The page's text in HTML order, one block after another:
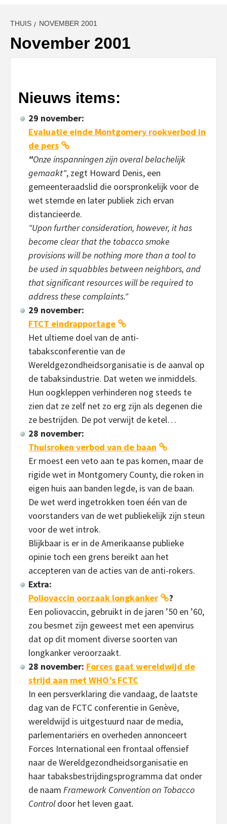
THUIS NOVEMBER 2001
November 2001
Nieuws items:
29 november:
Evaluatie einde Montgomery rookverbod in
de pers
"Onze inspanningen zijn overal belachelijk
gemaakt", zegt Howard Denis, een
gemeenteraadslid die oorspronkelijk voor de
wet stemde en later publiek zich ervan
distancieerde.
"Upon further consideration, however, it has
become clear that the tobacco smoke
provisions will be nothing more than a tool to
be used in squabbles between neighbors, and
that significant resources will be required to
address these complaints."
29 november:
FTCT eindrapportage
Het ultieme doel van de anti-
tabaksconferentie van de
Wereldgezondheidsorganisatie is de aanval op
de tabaksindustrie. Dat weten we inmiddels.
Hun oogkleppen verhinderen nog steeds te
zien dat ze zelf net zo erg zijn als degenen die
ze bestrijden. De pot verwijt de ketel…
28 november:
Thuisroken verbod van de baan
Er moest een veto aan te pas komen, maar de
rigide wet in Montgomery County, die roken in
eigen huis aan banden legde, is van de baan.
De wet werd ingetrokken toen één van de
voorstanders van de wet publiekelijk zijn steun
voor de wet introk.
Blijkbaar is er in de Amerikaanse publieke
opinie toch een grens bereikt aan het
accepteren van de acties van de anti-rokers.
Extra:
Poliovaccin oorzaak longkanker
?
Een poliovaccin, gebruikt in de jaren ’50 en ’60,
zou besmet zijn geweest met een apenvirus
dat op dit moment diverse soorten van
longkanker veroorzaakt.
28 november: Forces gaat wereldwijd de
strijd aan met WHO’s FCTC
In een persverklaring die vandaag, de laatste
dag van de FCTC conferentie in Genève,
wereldwijd is uitgestuurd naar de media,
parlementariërs en overheden annonceert
Forces International een frontaal offensief
naar de Wereldgezondheidsorganisatie en
haar tabaksbestrijdingsprogramma dat onder
de naam Framework Convention on Tobacco
Controldoor het leven gaat.